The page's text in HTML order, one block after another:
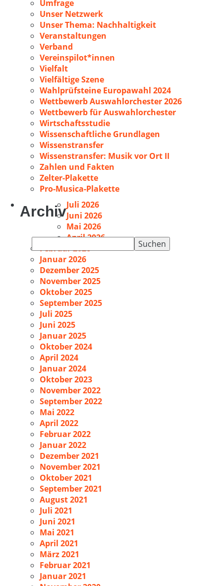
nach:
Umfrage
Unser Netzwerk
Unser Thema: Nachhaltigkeit
Veranstaltungen
Verband
Vereinspilot*innen
Vielfalt
Vielfältige Szene
Wahlprüfsteine Europawahl 2024
Wettbewerb Auswahlorchester 2026
Wettbewerb für Auswahlorchester
Wirtschaftsstudie
Wissenschaftliche Grundlagen
Wissenstransfer
Wissenstransfer: Musik vor Ort II
Zahlen und Fakten
Zelter-Plakette
Pro-Musica-Plakette
ArchivJuli 2026
Juni 2026
Mai 2026
April 2026
Februar 2026
Januar 2026
Dezember 2025
November 2025
Oktober 2025
September 2025
Juli 2025
Juni 2025
Januar 2025
Oktober 2024
April 2024
Januar 2024
Oktober 2023
November 2022
September 2022
Mai 2022
April 2022
Februar 2022
Januar 2022
Dezember 2021
November 2021
Oktober 2021
September 2021
August 2021
Juli 2021
Juni 2021
Mai 2021
April 2021
März 2021
Februar 2021
Januar 2021